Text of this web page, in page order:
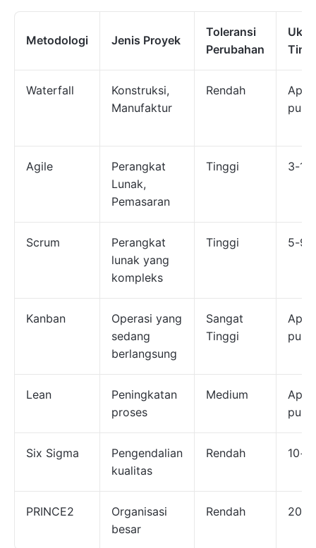
Metodologi Jenis Proyek
Toleransi
Perubahan
Tim
Waterfall
Konstruksi,
Manufaktur
Rendah
Apa
pun
Agile
Perangkat
Lunak,
Pemasaran
Tinggi 3-15
Scrum
Perangkat
lunak yang
kompleks
Tinggi 5-9
Kanban
Operasi yang
sedang
berlangsung
Sangat
Tinggi
Apa
pun
Lean
Peningkatan
proses
Medium
Apa
pun
Six Sigma
Pengendalian
kualitas
Rendah 10+
PRINCE2
Organisasi
besar
Rendah 20+